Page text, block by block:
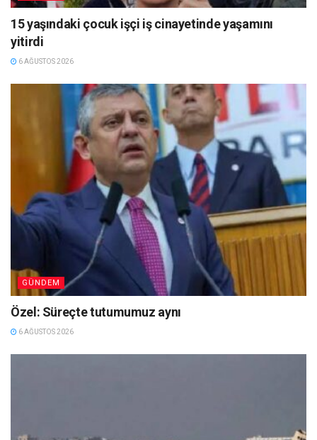
15 yaşındaki çocuk işçi iş cinayetinde yaşamını
yitirdi
6 AĞUSTOS 2026
GÜNDEM
Özel: Süreçte tutumumuz aynı
6 AĞUSTOS 2026